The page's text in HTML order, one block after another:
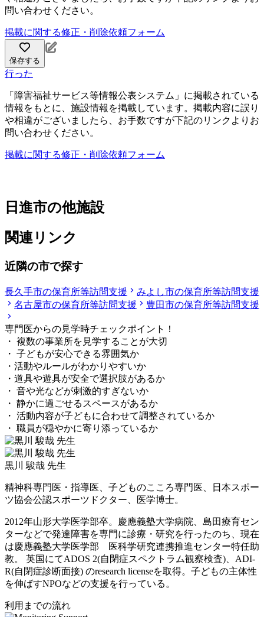
問い合わせください。
掲載に関する修正・削除依頼フォーム
保存する
行った
「障害福祉サービス等情報公表システム」に掲載されている
情報をもとに、施設情報を掲載しています。掲載内容に誤り
や相違がございましたら、お手数ですが下記のリンクよりお
問い合わせください。
掲載に関する修正・削除依頼フォーム
日進市の他施設
関連リンク
近隣の市で探す
長久手市の保育所等訪問支援
みよし市の保育所等訪問支援
名古屋市の保育所等訪問支援
豊田市の保育所等訪問支援
専門医からの見学時チェックポイント！
・ 複数の事業所を見学することが大切
・ 子どもが安心できる雰囲気か
・活動やルールがわかりやすいか
・道具や遊具が安全で選択肢があるか
・ 音や光などが刺激的すぎないか
・ 静かに過ごせるスペースがあるか
・ 活動内容が子どもに合わせて調整されているか
・ 職員が穏やかに寄り添っているか
黒川 駿哉 先生
精神科専門医・指導医、子どものこころ専門医、日本スポー
ツ協会公認スポーツドクター、医学博士。
2012年山形大学医学部卒。慶應義塾大学病院、島田療育セン
ターなどで発達障害を専門に診療・研究を行ったのち、現在
は慶應義塾大学医学部 医科学研究連携推進センター特任助
教。 英国にてADOS 2(自閉症スペクトラム観察検査)、ADI-
R(自閉症診断面接) のresearch licenseを取得。子どもの主体性
を伸ばすNPOなどの支援を行っている。
利用までの流れ